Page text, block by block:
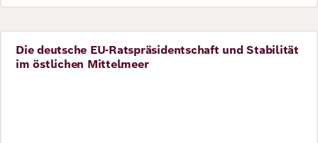
Forum
Veranstaltungen
Perspective
Die deutsche EU-Ratspräsidentschaft und Stabilität
im östlichen Mittelmeer